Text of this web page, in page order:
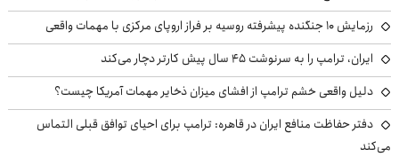
رزمایش ۱۰ جنگنده پیشرفته روسیه بر فراز اروپای مرکزی با مهمات واقعی
ایران، ترامپ را به سرنوشت ۴۵ سال پیش کارتر دچار می‌کند
دلیل واقعی خشم ترامپ از افشای میزان ذخایر مهمات آمریکا چیست؟
دفتر حفاظت منافع ایران در قاهره: ترامپ برای احیای توافق قبلی التماس
می‌کند